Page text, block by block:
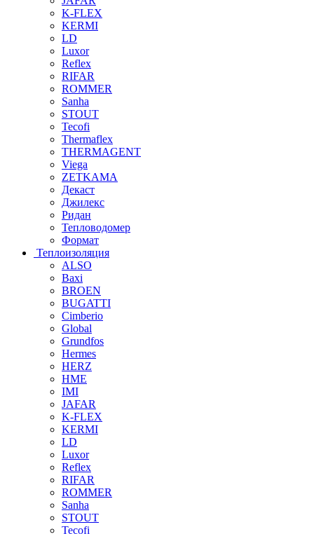
K-FLEX
KERMI
LD
Luxor
Reflex
RIFAR
ROMMER
Sanha
STOUT
Tecofi
Thermaflex
THERMAGENT
Viega
ZETKAMA
Декаст
Джилекс
Ридан
Тепловодомер
Формат
Теплоизоляция
ALSO
Baxi
BROEN
BUGATTI
Cimberio
Global
Grundfos
Hermes
HERZ
HME
IMI
JAFAR
K-FLEX
KERMI
LD
Luxor
Reflex
RIFAR
ROMMER
Sanha
STOUT
Tecofi